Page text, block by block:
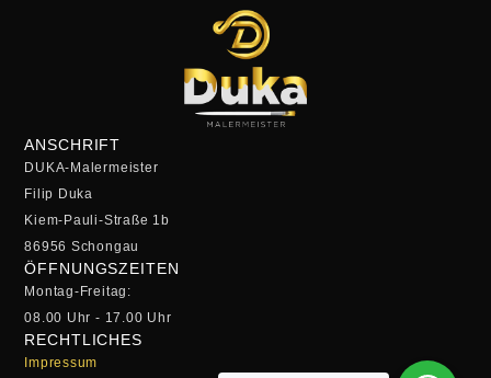
ANSCHRIFT
DUKA-Malermeister
Filip Duka
Kiem-Pauli-Straße 1b
86956 Schongau
ÖFFNUNGSZEITEN
Montag-Freitag:
08.00 Uhr - 17.00 Uhr
RECHTLICHES
Impressum